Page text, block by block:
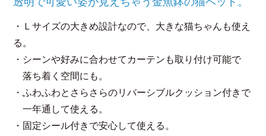
・Ｌサイズの大きめ設計なので、大きな猫ちゃんも使え
る。
・シーンや好みに合わせてカーテンも取り付け可能で
落ち着く空間にも。
・ふわふわとさらさらのリバーシブルクッション付きで
一年通して使える。
・固定シール付きで安心して使える。